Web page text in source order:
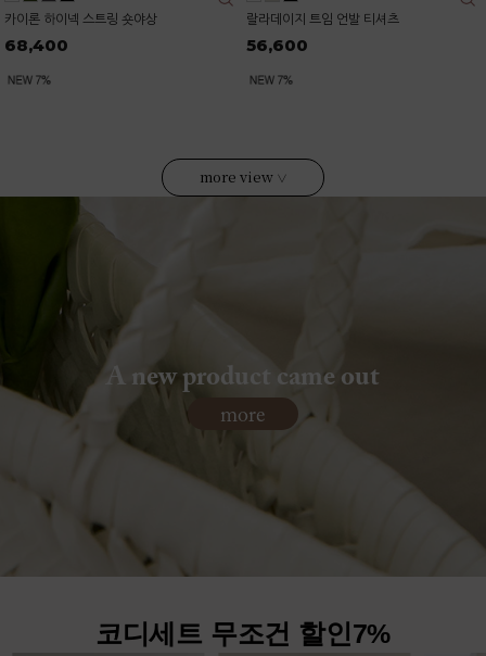
카이론 하이넥 스트링 숏야상
68,400
랄라데이지 트임 언발 티셔츠
56,600
more view ∨
A new product came out
more
코디세트 무조건 할인7%